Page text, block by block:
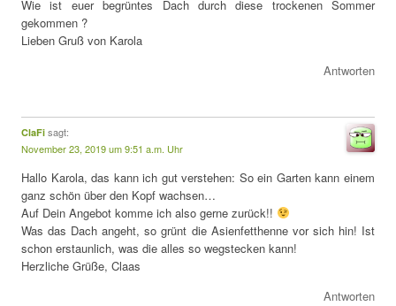
Wie ist euer begrüntes Dach durch diese trockenen Sommer
gekommen ?
Lieben Gruß von Karola
Antworten
ClaFi sagt:
November 23, 2019 um 9:51 a.m. Uhr
Hallo Karola, das kann ich gut verstehen: So ein Garten kann einem
ganz schön über den Kopf wachsen…
Auf Dein Angebot komme ich also gerne zurück!!
Was das Dach angeht, so grünt die Asienfetthenne vor sich hin! Ist
schon erstaunlich, was die alles so wegstecken kann!
Herzliche Grüße, Claas
Antworten